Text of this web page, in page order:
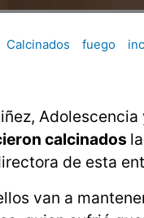
Calcinados fuego
Adolescencia
calcinados
de esta
van a